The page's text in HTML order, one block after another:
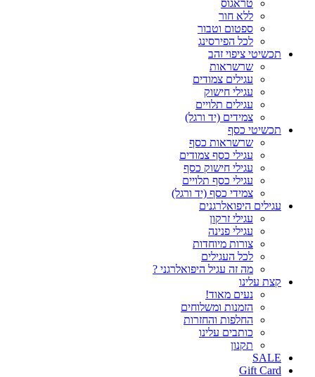
טראגוס
ללא חור
ספטום וטבור
לכל הפירסינג
תכשיטי ציפוי זהב
שרשראות
עגילים צמודים
עגילי חישוק
עגילים תלויים
צמידים (יד ורגל)
תכשיטי כסף
שרשראות כסף
עגילי כסף צמודים
עגילי חישוק כסף
עגילי כסף תלויים
צמידי כסף (יד ורגל)
עגילים היפואלרגנים
עגילי זרקון
עגילי פנינה
צורות מיוחדות
לכל העגילים
מה זה עגיל היפואלרגני ?
קצת עלינו
נעים מאוד!
הזמנות ומשלוחים
החלפות והחזרות
כותבים עלינו
תקנון
SALE
Gift Card